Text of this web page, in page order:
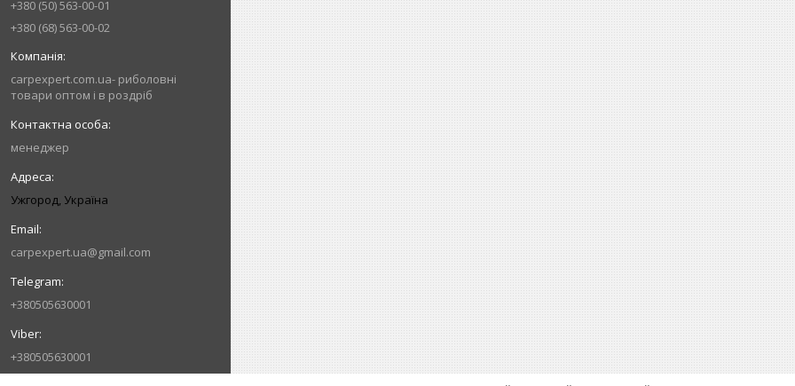
+380 (50) 563-00-01
+380 (68) 563-00-02
carpexpert.com.ua- риболовні
товари оптом і в роздріб
менеджер
Ужгород, Україна
carpexpert.ua@gmail.com
+380505630001
+380505630001